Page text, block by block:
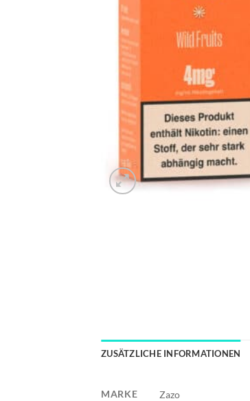
ZUSÄTZLICHE INFORMATIONEN
MARKE Zazo